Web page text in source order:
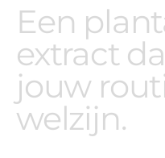
Een
extract
jouw
welzijn.